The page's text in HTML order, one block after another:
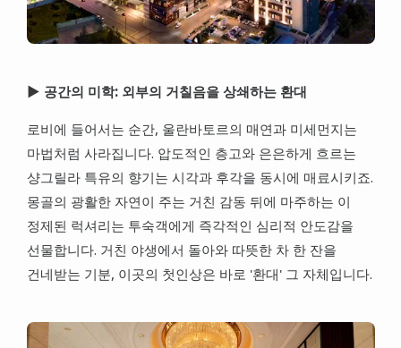
▶ 공간의 미학: 외부의 거칠음을 상쇄하는 환대
로비에 들어서는 순간, 울란바토르의 매연과 미세먼지는
마법처럼 사라집니다. 압도적인 층고와 은은하게 흐르는
샹그릴라 특유의 향기는 시각과 후각을 동시에 매료시키죠.
몽골의 광활한 자연이 주는 거친 감동 뒤에 마주하는 이
정제된 럭셔리는 투숙객에게 즉각적인 심리적 안도감을
선물합니다. 거친 야생에서 돌아와 따뜻한 차 한 잔을
건네받는 기분, 이곳의 첫인상은 바로 '환대' 그 자체입니다.